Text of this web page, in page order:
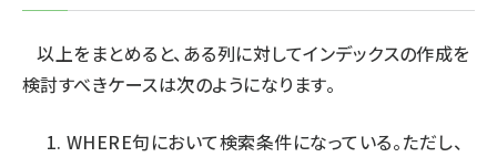
以上をまとめると、ある列に対してインデックスの作成を
検討すべきケースは次のようになります。
WHERE句において検索条件になっている。ただし、